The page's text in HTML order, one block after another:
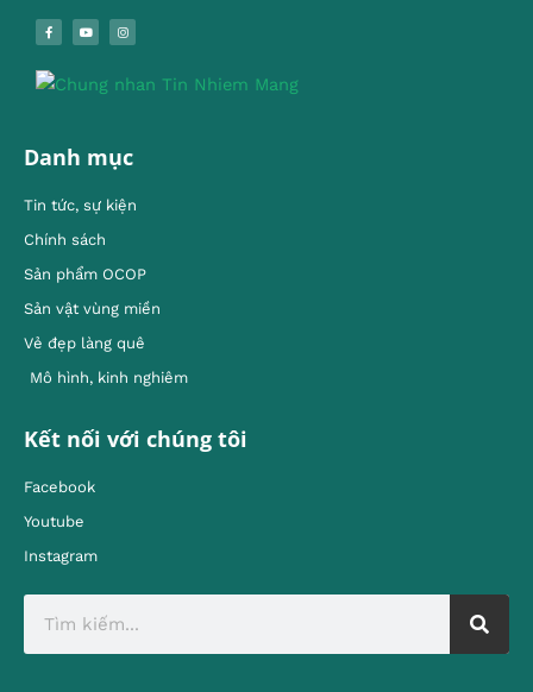
Danh mục
Tin tức, sự kiện
Chính sách
Sản phẩm OCOP
Sản vật vùng miền
Vẻ đẹp làng quê
Mô hình, kinh nghiêm
Kết nối với chúng tôi
Facebook
Youtube
Instagram